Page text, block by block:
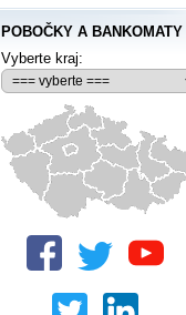
POBOČKY A BANKOMATY
Vyberte kraj: